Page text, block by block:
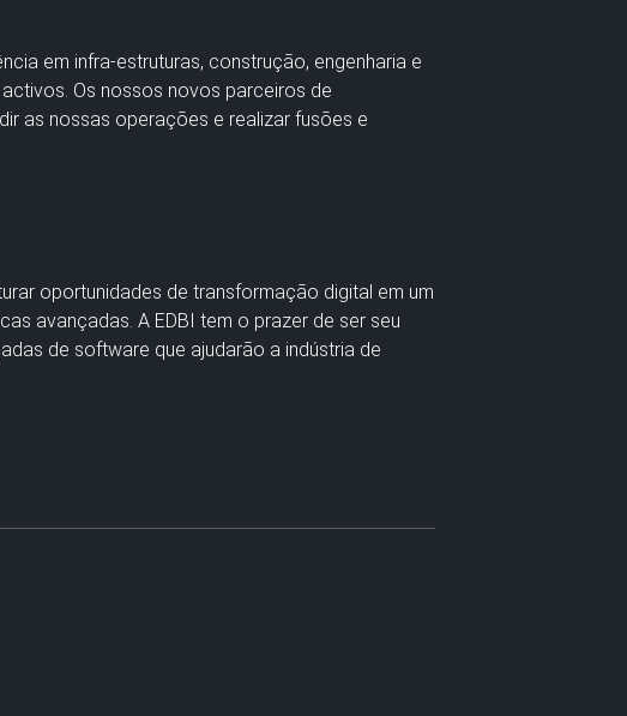
em infra-estruturas, construção, engenharia e
Os nossos novos parceiros de
as nossas operações e realizar fusões e
oportunidades de transformação digital em um
avançadas. A EDBI tem o prazer de ser seu
de software que ajudarão a indústria de